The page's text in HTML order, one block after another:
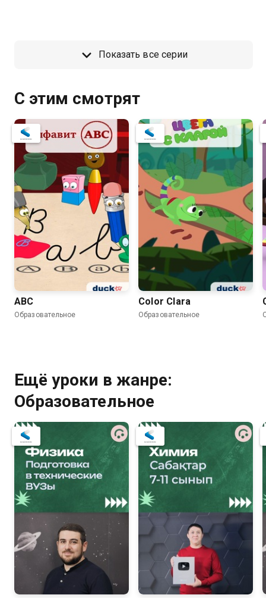
Показать все серии
С этим смотрят
ABC
Образовательное
Color Clara
Образовательное
Ещё уроки в жанре:
Образовательное